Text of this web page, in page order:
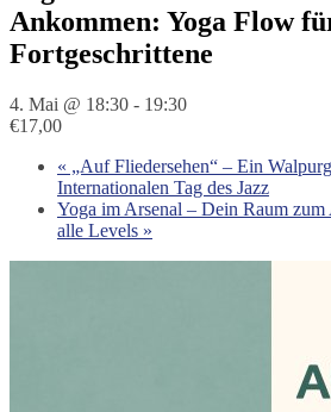
Ankommen: Yoga Flow
Fortgeschrittene
4. Mai @ 18:30 - 19:30
€17,00
« „Auf Fliedersehen“ – Ein
Internationalen Tag des Jazz
Yoga im Arsenal – Dein Raum
alle Levels »